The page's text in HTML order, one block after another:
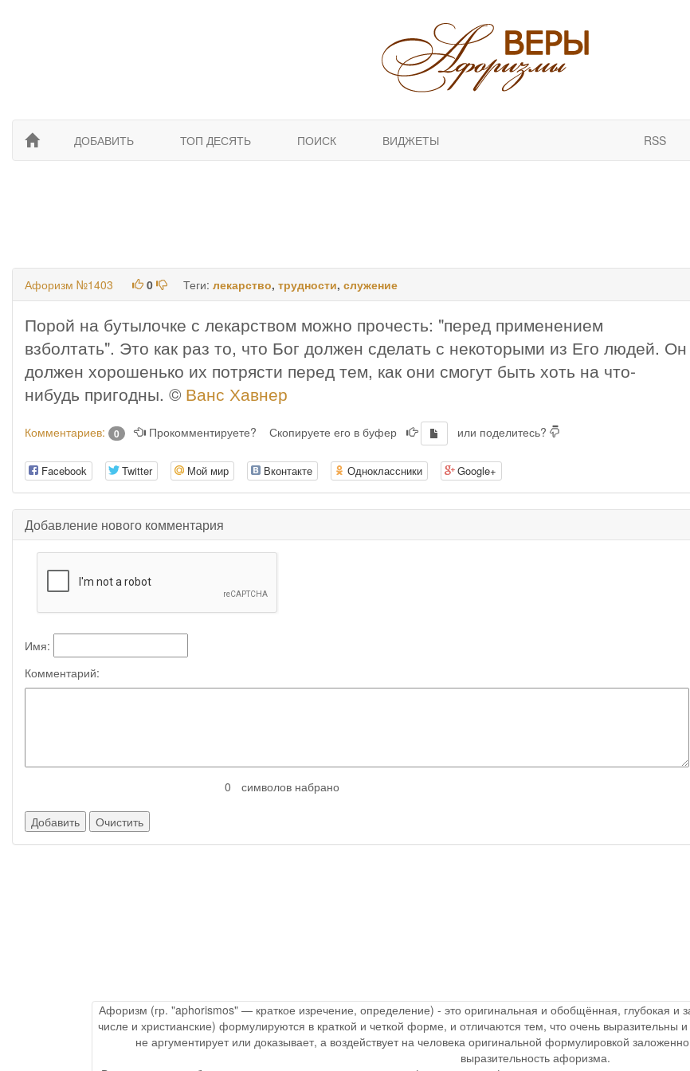
ДОБАВИТЬ ТОП ДЕСЯТЬ ПОИСК ВИДЖЕТЫ RSS
Афоризм №1403 0 Теги: лекарство, трудности, служение
Порой на бутылочке с лекарством можно прочесть: "перед применением
взболтать". Это как раз то, что Бог должен сделать с некоторыми из Его людей. Он
должен хорошенько их потрясти перед тем, как они смогут быть хоть на что-
нибудь пригодны. © Ванс Хавнер
Комментариев: 0 Прокомментируете? Скопируете его в буфер или поделитесь?
Facebook Twitter Мой мир Вконтакте Одноклассники Google+
Добавление нового комментария
Имя:
Комментарий:
символов набрано
Афоризм (гр. "aphorismos" — краткое изречение, определение) - это оригинальная и обобщённая, глубокая
числе и христианские) формулируются в краткой и четкой форме, и отличаются тем, что очень
не аргументирует или доказывает, а воздействует на человека оригинальной формулировкой
выразительность афоризма.